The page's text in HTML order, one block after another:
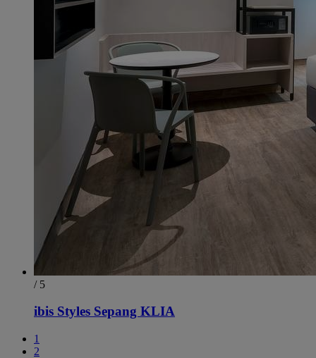
/ 5
ibis Styles Sepang KLIA
1
2